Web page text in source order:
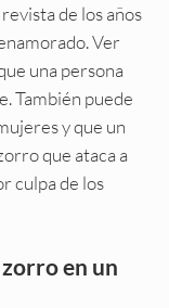
de los años
Ver
una persona
También puede
y que un
que ataca a
culpa de los
en un